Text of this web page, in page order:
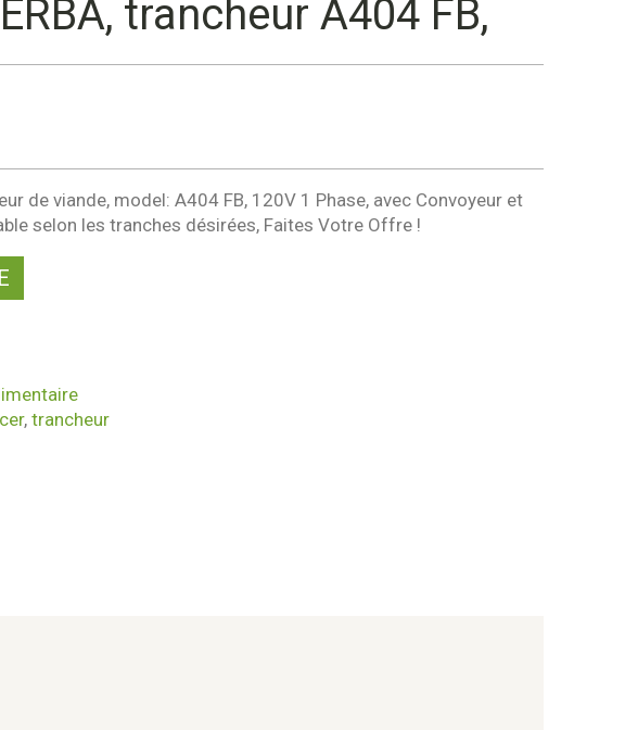
trancheur A404 FB,
de viande, model: A404 FB, 120V 1 Phase, avec Convoyeur et
selon les tranches désirées, Faites Votre Offre !
, trancheur